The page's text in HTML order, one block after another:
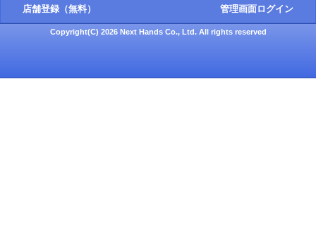
店舗登録（無料） 管理画面ログイン
Copyright(C) 2026 Next Hands Co., Ltd. All rights reserved